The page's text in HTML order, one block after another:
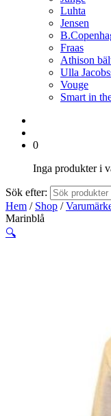
Luhta
Jensen
Fraas
Athison
Ulla
Vouge
Smart in
0
Inga produkter i
Sök efter:
Hem / Shop /
Marinblå
🔍